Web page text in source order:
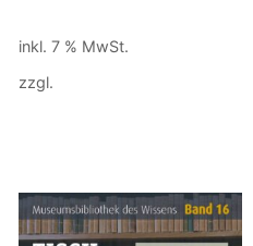
inkl. 7 % MwSt.
zzgl.